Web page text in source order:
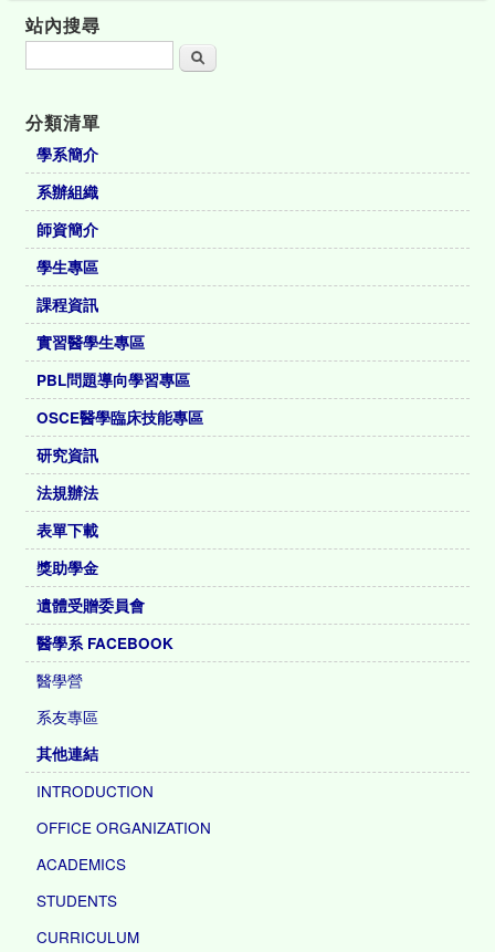
站內搜尋
搜尋
分類清單
學系簡介
系辦組織
師資簡介
學生專區
課程資訊
實習醫學生專區
PBL問題導向學習專區
OSCE醫學臨床技能專區
研究資訊
法規辦法
表單下載
獎助學金
遺體受贈委員會
醫學系 FACEBOOK
醫學營
系友專區
其他連結
INTRODUCTION
OFFICE ORGANIZATION
ACADEMICS
STUDENTS
CURRICULUM